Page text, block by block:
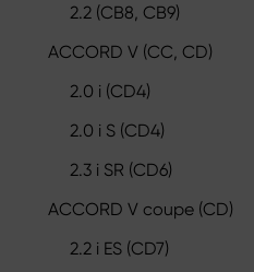
2.2 (CB8, CB9)
ACCORD V (CC, CD)
2.0 i (CD4)
2.0 i S (CD4)
2.3 i SR (CD6)
ACCORD V coupe (CD)
2.2 i ES (CD7)